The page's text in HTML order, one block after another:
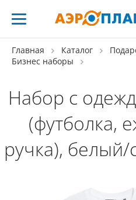
Главная Каталог
Бизнес наборы
Набор с
(футболка,
ручка), белый/